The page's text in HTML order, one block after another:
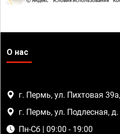
О нас
г. Пермь, ул. Пихтовая
г. Пермь, ул. Подлесная,
Пн-Сб | 09:00 - 19:00